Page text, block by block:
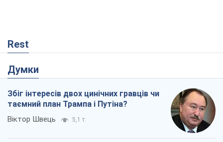
Rest
Думки
Збіг інтересів двох цинічних гравців чи
таємний план Трампа і Путіна?
Віктор Швець 5,1 т.